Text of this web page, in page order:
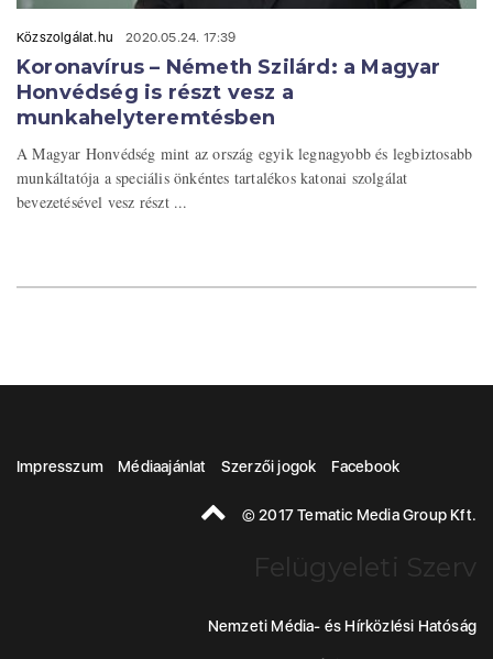
Közszolgálat.hu 2020.05.24. 17:39
Koronavírus – Németh Szilárd: a Magyar
Honvédség is részt vesz a
munkahelyteremtésben
A Magyar Honvédség mint az ország egyik legnagyobb és legbiztosabb
munkáltatója a speciális önkéntes tartalékos katonai szolgálat
bevezetésével vesz részt ...
Impresszum Médiaajánlat Szerzői jogok Facebook
© 2017 Tematic Media Group Kft.
Felügyeleti Szerv
Nemzeti Média- és Hírközlési Hatóság